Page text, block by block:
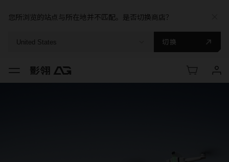
您所浏览的站点与所在地并不匹配。是否切换商店？
United States 切换